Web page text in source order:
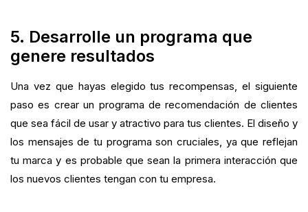
5. Desarrolle un programa que
genere resultados
Una vez que hayas elegido tus recompensas, el siguiente
paso es crear un programa de recomendación de clientes
que sea fácil de usar y atractivo para tus clientes. El diseño y
los mensajes de tu programa son cruciales, ya que reflejan
tu marca y es probable que sean la primera interacción que
los nuevos clientes tengan con tu empresa.